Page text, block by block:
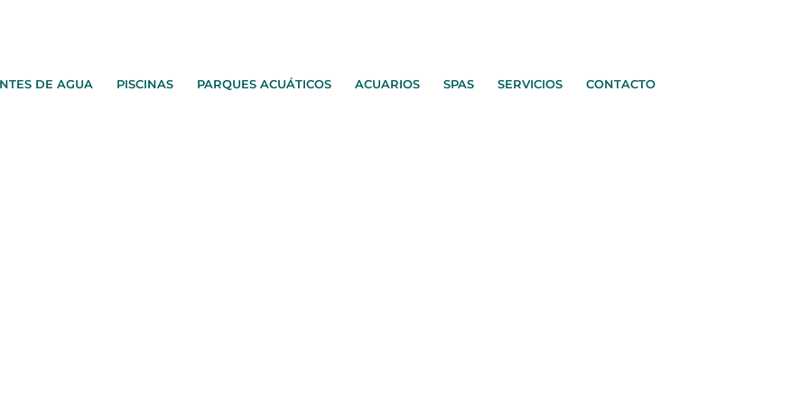
DE AGUA PISCINAS PARQUES ACUÁTICOS ACUARIOS SPAS SERVICIOS CONTACTO